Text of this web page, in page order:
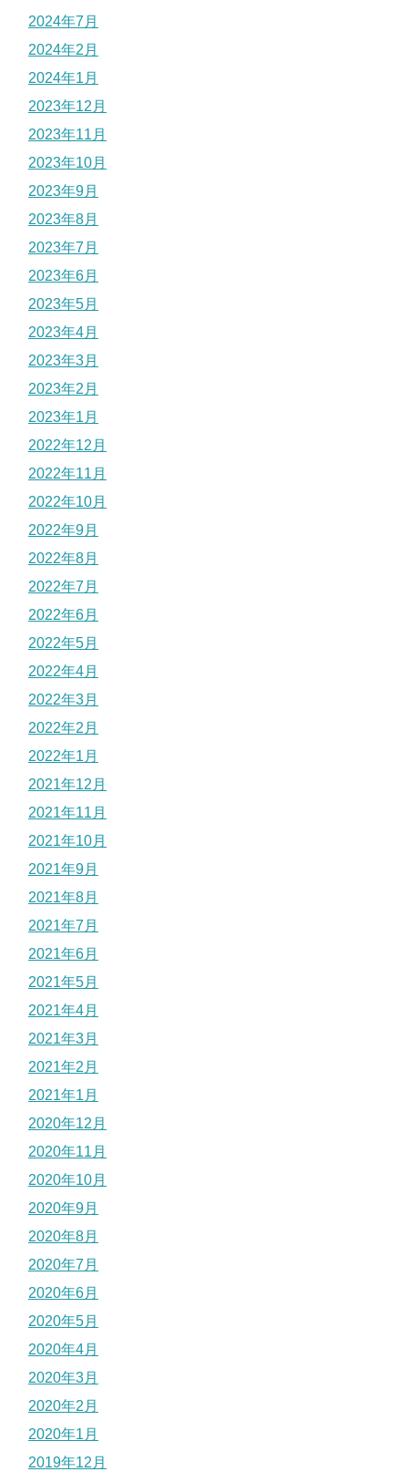
2024年7月
2024年2月
2024年1月
2023年12月
2023年11月
2023年10月
2023年9月
2023年8月
2023年7月
2023年6月
2023年5月
2023年4月
2023年3月
2023年2月
2023年1月
2022年12月
2022年11月
2022年10月
2022年9月
2022年8月
2022年7月
2022年6月
2022年5月
2022年4月
2022年3月
2022年2月
2022年1月
2021年12月
2021年11月
2021年10月
2021年9月
2021年8月
2021年7月
2021年6月
2021年5月
2021年4月
2021年3月
2021年2月
2021年1月
2020年12月
2020年11月
2020年10月
2020年9月
2020年8月
2020年7月
2020年6月
2020年5月
2020年4月
2020年3月
2020年2月
2020年1月
2019年12月